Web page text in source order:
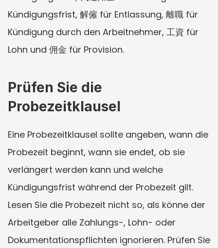
Kündigungsfrist, 解僱 für Entlassung, 離職 für
Kündigung durch den Arbeitnehmer, 工資 für
Lohn und 佣金 für Provision.
Prüfen Sie die
Probezeitklausel
Eine Probezeitklausel sollte angeben, wann die
Probezeit beginnt, wann sie endet, ob sie
verlängert werden kann und welche
Kündigungsfrist während der Probezeit gilt.
Lesen Sie die Probezeit nicht so, als könne der
Arbeitgeber alle Zahlungs-, Lohn- oder
Dokumentationspflichten ignorieren. Prüfen Sie